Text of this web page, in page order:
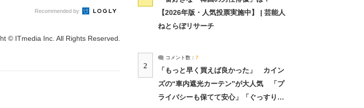
Recommended by
© ITmedia Inc. All Rights Reserved.
【2026年版・人気投票実施中】 | 芸能人
ねとらぼリサーチ
2
コメント数： 7
「もっと早く買えば良かった」 カイン
ズの“車内遮光カーテン”が大人気 「プ
ライバシーも保てて安心」「ぐっすり眠